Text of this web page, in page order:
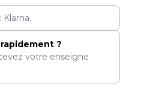
Klarna.
?
votre enseigne